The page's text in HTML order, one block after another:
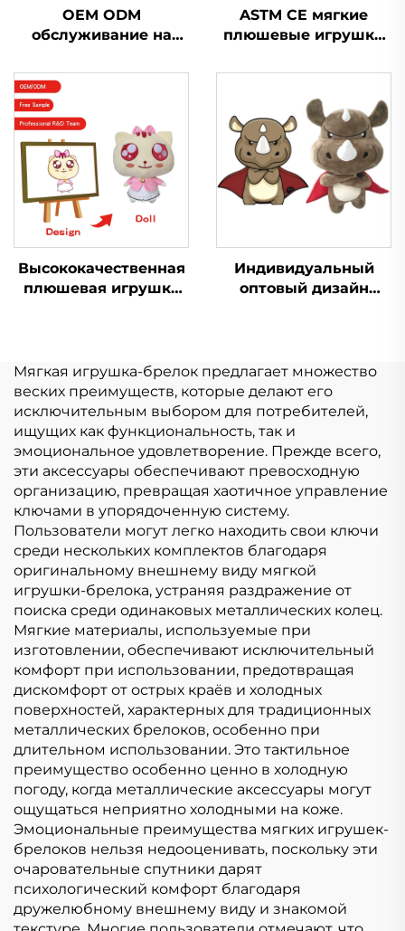
OEM ODM
обслуживание на
плюшевый брелок
игрушка мягкая
брелок плюшевая
игрушка для
продвижения
ASTM CE мягкие
плюшевые игрушки
изготовленные на
плюшевые игрушки
для продажи
Высококачественная
плюшевая игрушка
игрушка в виде
животного
Индивидуальный
оптовый дизайн
Игрушки Мягкие
Игрушки Животное
Плюшевые на заказ
Мягкая игрушка-брелок предлагает множество
веских преимуществ, которые делают его
исключительным выбором для потребителей,
ищущих как функциональность, так и
эмоциональное удовлетворение. Прежде всего,
эти аксессуары обеспечивают превосходную
организацию, превращая хаотичное управление
ключами в упорядоченную систему.
Пользователи могут легко находить свои ключи
среди нескольких комплектов благодаря
оригинальному внешнему виду мягкой
игрушки-брелока, устраняя раздражение от
поиска среди одинаковых металлических колец.
Мягкие материалы, используемые при
изготовлении, обеспечивают исключительный
комфорт при использовании, предотвращая
дискомфорт от острых краёв и холодных
поверхностей, характерных для традиционных
металлических брелоков, особенно при
длительном использовании. Это тактильное
преимущество особенно ценно в холодную
погоду, когда металлические аксессуары могут
ощущаться неприятно холодными на коже.
Эмоциональные преимущества мягких игрушек-
брелоков нельзя недооценивать, поскольку эти
очаровательные спутники дарят
психологический комфорт благодаря
дружелюбному внешнему виду и знакомой